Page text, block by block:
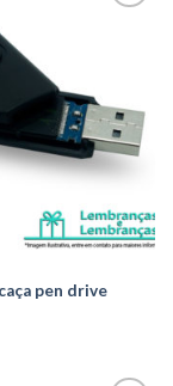
pen drive